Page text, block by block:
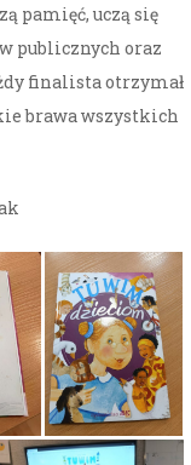
pamięć, uczą się
publicznych oraz
finalista otrzymał
brawa wszystkich